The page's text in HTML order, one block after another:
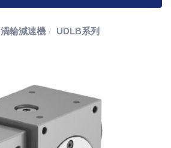
渦輪減速機 UDLB系列